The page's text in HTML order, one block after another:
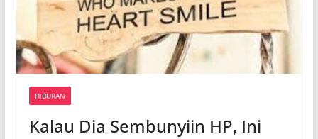
HIBURAN
Kalau Dia Sembunyiin HP, Ini